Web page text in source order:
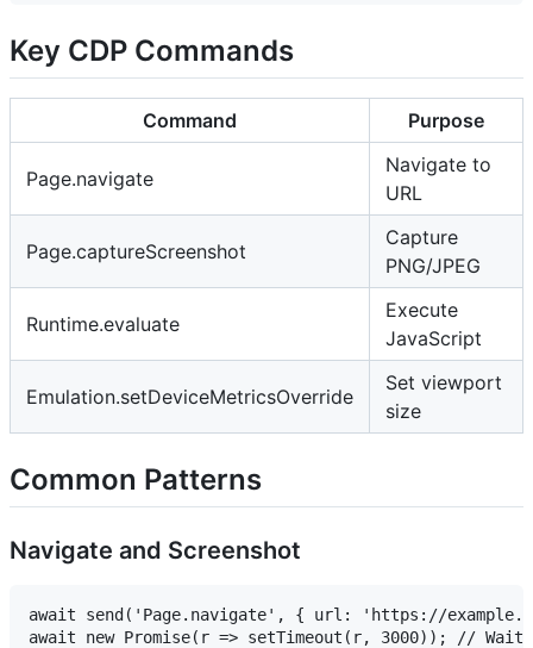
Key CDP Commands
Command Purpose
Page.navigate
Navigate to
URL
Page.captureScreenshot
Capture
PNG/JPEG
Runtime.evaluate
Execute
JavaScript
Emulation.setDeviceMetricsOverride
Set viewport
size
Common Patterns
Navigate and Screenshot
await send('Page.navigate', { url: 'https://
await new Promise(r => setTimeout(r, 3000)); //